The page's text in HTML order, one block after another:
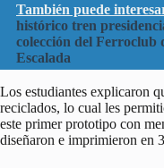
También puede
histórico tren
colección del Ferroclub
Escalada
Los estudiantes explicaron
reciclados, lo cual les
este primer prototipo con
diseñaron e imprimieron en